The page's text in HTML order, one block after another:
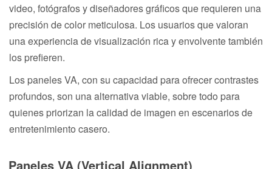
video, fotógrafos y diseñadores gráficos que requieren una
precisión de color meticulosa. Los usuarios que valoran
una experiencia de visualización rica y envolvente también
los prefieren.
Los paneles VA, con su capacidad para ofrecer contrastes
profundos, son una alternativa viable, sobre todo para
quienes priorizan la calidad de imagen en escenarios de
entretenimiento casero.
Paneles VA (Vertical Alignment)